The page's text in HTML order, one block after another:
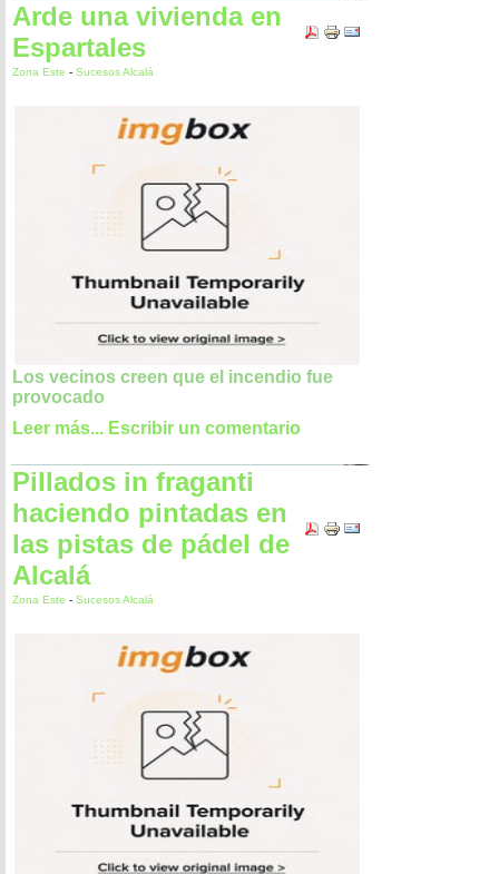
Arde una vivienda en
Espartales
Zona Este - Sucesos Alcalá
Los vecinos creen que el incendio fue
provocado
Leer más... Escribir un comentario
Pillados in fraganti
haciendo pintadas en
las pistas de pádel de
Alcalá
Zona Este - Sucesos Alcalá